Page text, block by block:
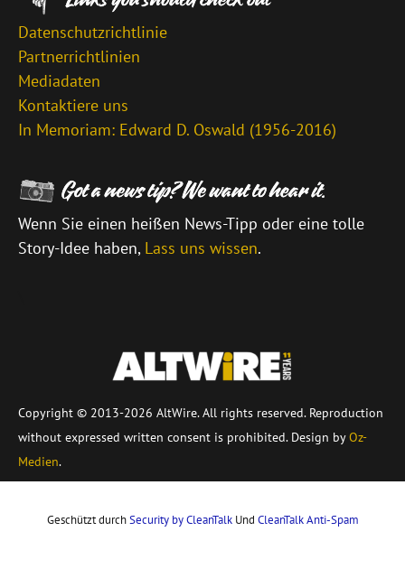
Datenschutzrichtlinie
Partnerrichtlinien
Mediadaten
Kontaktiere uns
In Memoriam: Edward D. Oswald (1956-2016)
Wenn Sie einen heißen News-Tipp oder eine tolle
Story-Idee haben, Lass uns wissen.
Copyright © 2013-2026 AltWire. All rights reserved. Reproduction
without expressed written consent is prohibited. Design byOz-
Medien.
Geschützt durchSecurity by CleanTalkUnd CleanTalk Anti-Spam